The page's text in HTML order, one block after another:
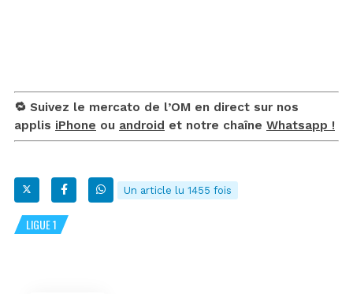
🔁 Suivez le mercato de l’OM en direct sur nos
applis iPhone ou android et notre chaîne Whatsapp !
Un article lu 1455 fois
LIGUE 1